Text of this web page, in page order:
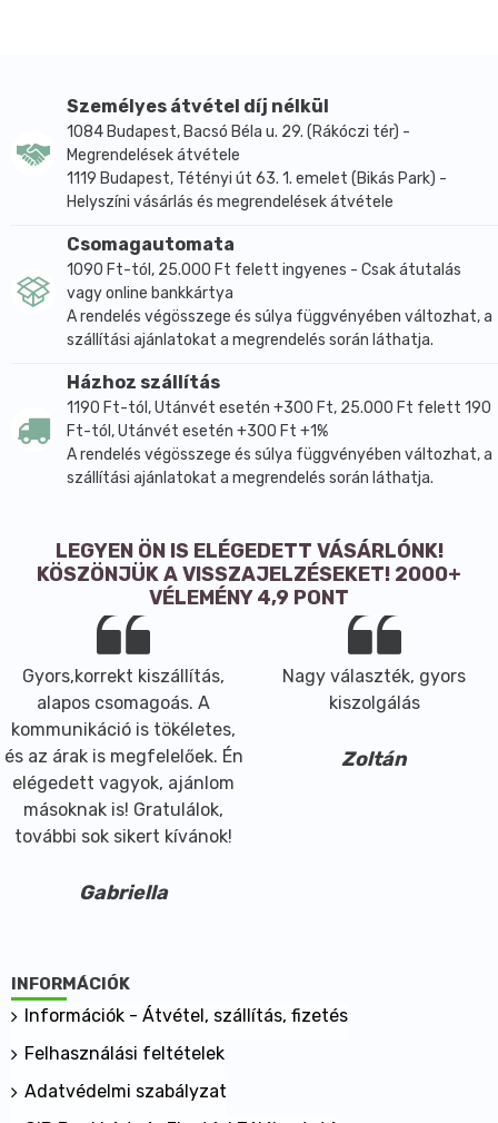
ml mennyiségben javasolt elfogyasztani, lehetőleg
étkezések után. A koncentrátum önmagában vagy
1,5–2 dl vízzel elkeverve is fogyasztható. Egy napi
adag 3000 mg hidrolizált kollagén peptidet, 30 mg
tengeri elasztint, 200 mg szárított Aloe vera gélt és
100 mg csipkebogyó kivonatot biztosít. A gyártói
adatok szerint a 200 mg szárított Aloe vera 40 g friss
gélnek felel meg.
Az összetételben az aktív összetevők mellett víz,
növényi glicerin, aroma, citromsav, tartósítószerek és
természetes édesítőszer is szerepel. A készítmény
nem tartalmaz mesterséges édesítőszert és
színezéket. A nettó térfogat 500 ml, ami 20 napi
adagot jelent. A gyártói tájékoztatás szerint 3 éves
kortól fogyasztható, felbontás után hűtőben
A kollagén és az elasztin szerkezeti fehérjék, ezért az
ilyen típusú készítményekben gyakran együtt
jelennek meg. A folyékony formula a mindennapi
használatban kényelmes megoldást kínálhat,
különösen akkor, ha a felhasználó előre kimért,
könnyen fogyasztható kollagén készítményt keres. A
csipkebogyó és az Aloe vera növényi eredetű
kiegészítő összetevőként egészítik ki a formulát.
Főbb hatóanyagok és összetevők
Hatóanyagok napi adagban, 25 ml-ben
Hidrolizált kollagén peptidek 3000 mg
Szárított Aloe vera gél 200 mg
Hidrolizált kollagén peptidek
Szárított Aloe vera gél 200:1
Segédanyagok és egyéb összetevők
Személyes átvétel díj nélkül
1084 Budapest, Bacsó Béla u. 29. (Rákóczi tér) -
Megrendelések átvétele
1119 Budapest, Tétényi út 63. 1. emelet (Bikás Park) -
Helyszíni vásárlás és megrendelések átvétele
Csomagautomata
1090 Ft-tól, 25.000 Ft felett ingyenes - Csak átutalás
vagy online bankkártya
A rendelés végösszege és súlya függvényében változhat, a
szállítási ajánlatokat a megrendelés során láthatja.
Házhoz szállítás
1190 Ft-tól, Utánvét esetén +300 Ft, 25.000 Ft felett 190
Ft-tól, Utánvét esetén +300 Ft +1%
A rendelés végösszege és súlya függvényében változhat, a
szállítási ajánlatokat a megrendelés során láthatja.
LEGYEN ÖN IS ELÉGEDETT VÁSÁRLÓNK!
KÖSZÖNJÜK A VISSZAJELZÉSEKET! 2000+
VÉLEMÉNY 4,9 PONT
Gyors,korrekt kiszállítás,
alapos csomagoás. A
kommunikáció is tökéletes,
és az árak is megfelelőek. Én
elégedett vagyok, ajánlom
másoknak is! Gratulálok,
további sok sikert kívánok!
Gabriella
Nagy választék, gyors
kiszolgálás
Zoltán
INFORMÁCIÓK
Információk - Átvétel, szállítás, fizetés
Felhasználási feltételek
Adatvédelmi szabályzat